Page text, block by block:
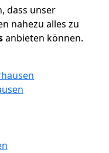
dass unser
nahezu alles zu
anbieten können.